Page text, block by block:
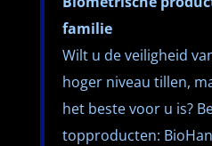
familie
Wilt u de veiligheid
hoger niveau tillen,
het beste voor u is?
topproducten: